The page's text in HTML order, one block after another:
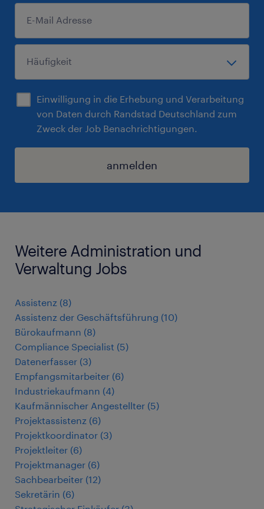
Einwilligung in die Erhebung und Verarbeitung
von Daten durch Randstad Deutschland zum
Zweck der Job Benachrichtigungen.
anmelden
Weitere Administration und
Verwaltung Jobs
Assistenz (8)
Assistenz der Geschäftsführung (10)
Bürokaufmann (8)
Compliance Specialist (5)
Datenerfasser (3)
Empfangsmitarbeiter (6)
Industriekaufmann (4)
Kaufmännischer Angestellter (5)
Projektassistenz (6)
Projektkoordinator (3)
Projektleiter (6)
Projektmanager (6)
Sachbearbeiter (12)
Sekretärin (6)